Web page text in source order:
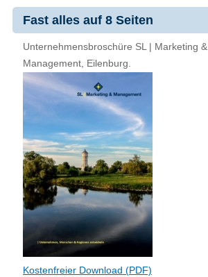
Fast alles auf 8 Seiten
Unternehmensbroschüre SL | Marketing &
Management, Eilenburg.
Kostenfreier Download (PDF)